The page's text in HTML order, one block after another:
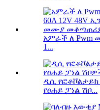
አምራች ለ Pwm
1...
ዲሲ የፎቶቮልታይክ
የፀሐይ ፓነል ሽቦ...